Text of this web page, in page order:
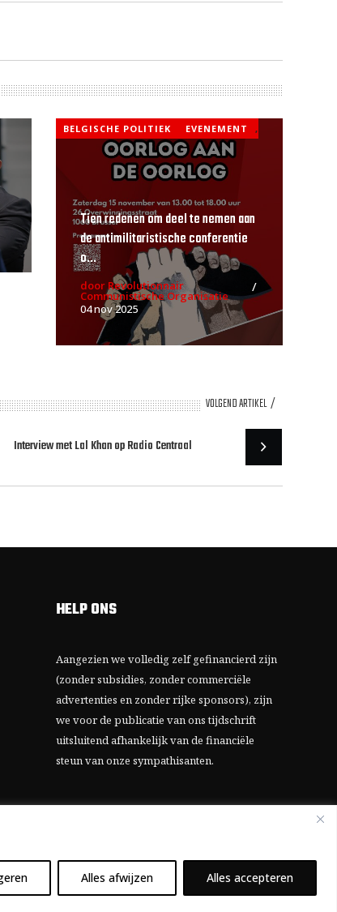
Alles afwijzen Alles accepteren
BELGISCHE POLITIEK ,
EVENEMENT
Tien redenen om deel te nemen aan
de antimilitaristische conferentie
o...
door Revolutionnair
Communistische Organisatie
04 nov 2025
VOLGEND ARTIKEL
Interview met Lal Khan op Radio Centraal
HELP ONS
Aangezien we volledig zelf gefinancierd zijn
(zonder subsidies, zonder commerciële
advertenties en zonder rijke sponsors), zijn
we voor de publicatie van ons tijdschrift
uitsluitend afhankelijk van de financiële
steun van onze sympathisanten.
Bij voorbaat dank voor uw solidariteit.